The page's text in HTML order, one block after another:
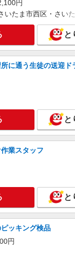
コモ】の店舗スタッフ
時給1400円〜 ※残業代
゜+゜・。○。・゜+゜・。○。・゜
社祝い金10万円支給(規定有) お
, インセンティブ支給(規定
週払い可能（規程有）
熊本県熊本市中央区の
コモ】の店舗スタッフ
時給1400円〜 ※残業代
゜+゜・。○。・゜+゜・。○。・゜
と, インセンティブ支給(規定
週払い可能（規程有）
熊本県熊本市中央区の
販売スタッフ【au】
月給259200円〜300000
※残業手当別途支給 ※
円
いたま市西区・さい
と
に通う生徒の送迎ド
と
業スタッフ
と
ッキング検品
円